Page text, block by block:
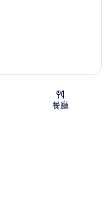
餐廳